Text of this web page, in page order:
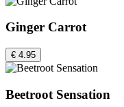
Ginger Carrot
€ 4.95
Beetroot Sensation